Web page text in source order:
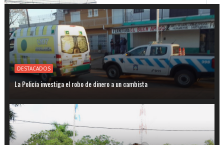
DESTACADOS
La Policía investiga el robo de dinero a un cambista